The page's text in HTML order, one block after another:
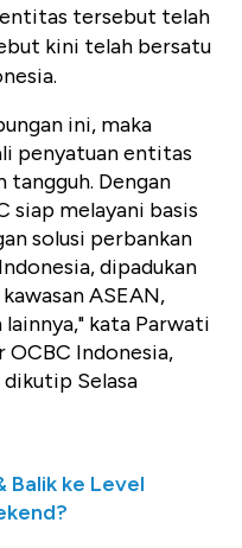
tersebut telah
kini telah bersatu
ini, maka
penyatuan entitas
tangguh. Dengan
siap melayani basis
solusi perbankan
dipadukan
ASEAN,
lainnya," kata Parwati
OCBC Indonesia,
Selasa
Balik ke Level